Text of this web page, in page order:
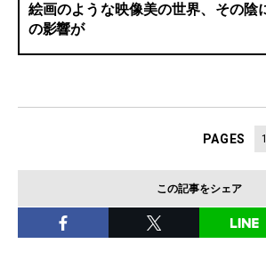
絵画のような映像美の世界、その陰
の影響が
PAGES 1
この記事をシェア